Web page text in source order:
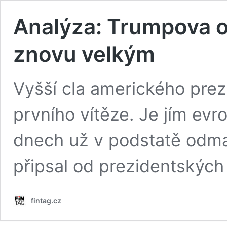
Analýza: Trumpova
znovu velkým
Vyšší cla amerického
prvního vítěze. Je jím
dnech už v podstatě
připsal od
fintag.cz